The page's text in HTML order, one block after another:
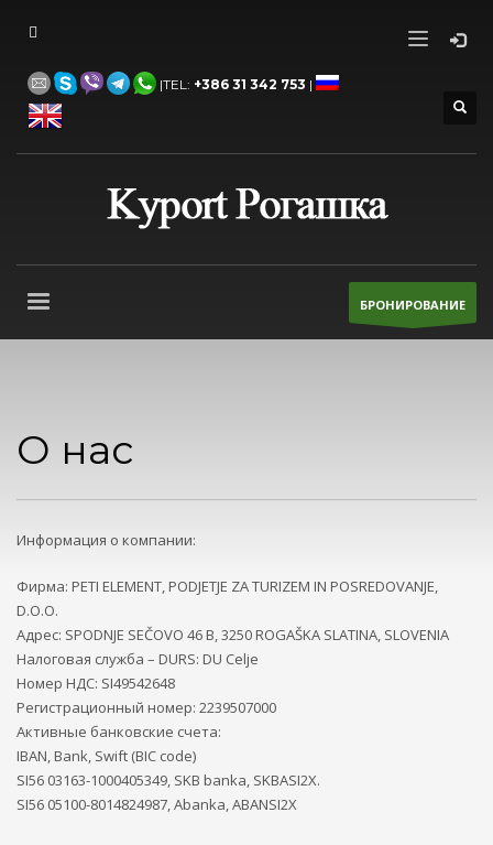
|TEL: +386 31 342 753 |
БРОНИРОВАНИЕ
О нас
Информация о компании:
Фирма: PETI ELEMENT, PODJETJE ZA TURIZEM IN POSREDOVANJE,
D.O.O.
Адрес: SPODNJE SEČOVO 46 B, 3250 ROGAŠKA SLATINA, SLOVENIA
Налоговая служба – DURS: DU Celje
Номер НДС: SI49542648
Регистрационный номер: 2239507000
Активные банковские счета:
IBAN, Bank, Swift (BIC code)
SI56 03163-1000405349, SKB banka, SKBASI2X.
SI56 05100-8014824987, Abanka, ABANSI2X